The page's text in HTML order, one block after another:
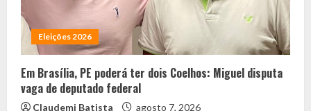
Eleições 2026
Em Brasília, PE poderá ter dois Coelhos: Miguel disputa
vaga de deputado federal
Claudemi Batista agosto 7, 2026